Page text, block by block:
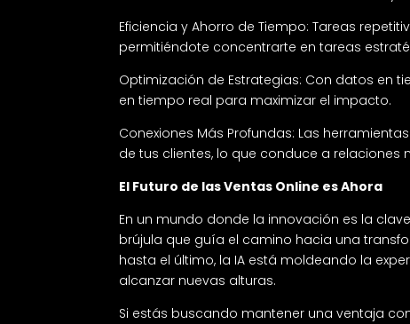
Eficiencia y Ahorro de Tiempo: Tareas
permitiéndote concentrarte en tareas
Optimización de Estrategias: Con datos en
en tiempo real para maximizar el impacto.
Conexiones Más Profundas: Las
de tus clientes, lo que conduce a relaciones
El Futuro de las Ventas Online es Ahora
En un mundo donde la innovación es la
brújula que guía el camino hacia una
hasta el último, la IA está moldeando la
alcanzar nuevas alturas.
Si estás buscando mantener una ventaja